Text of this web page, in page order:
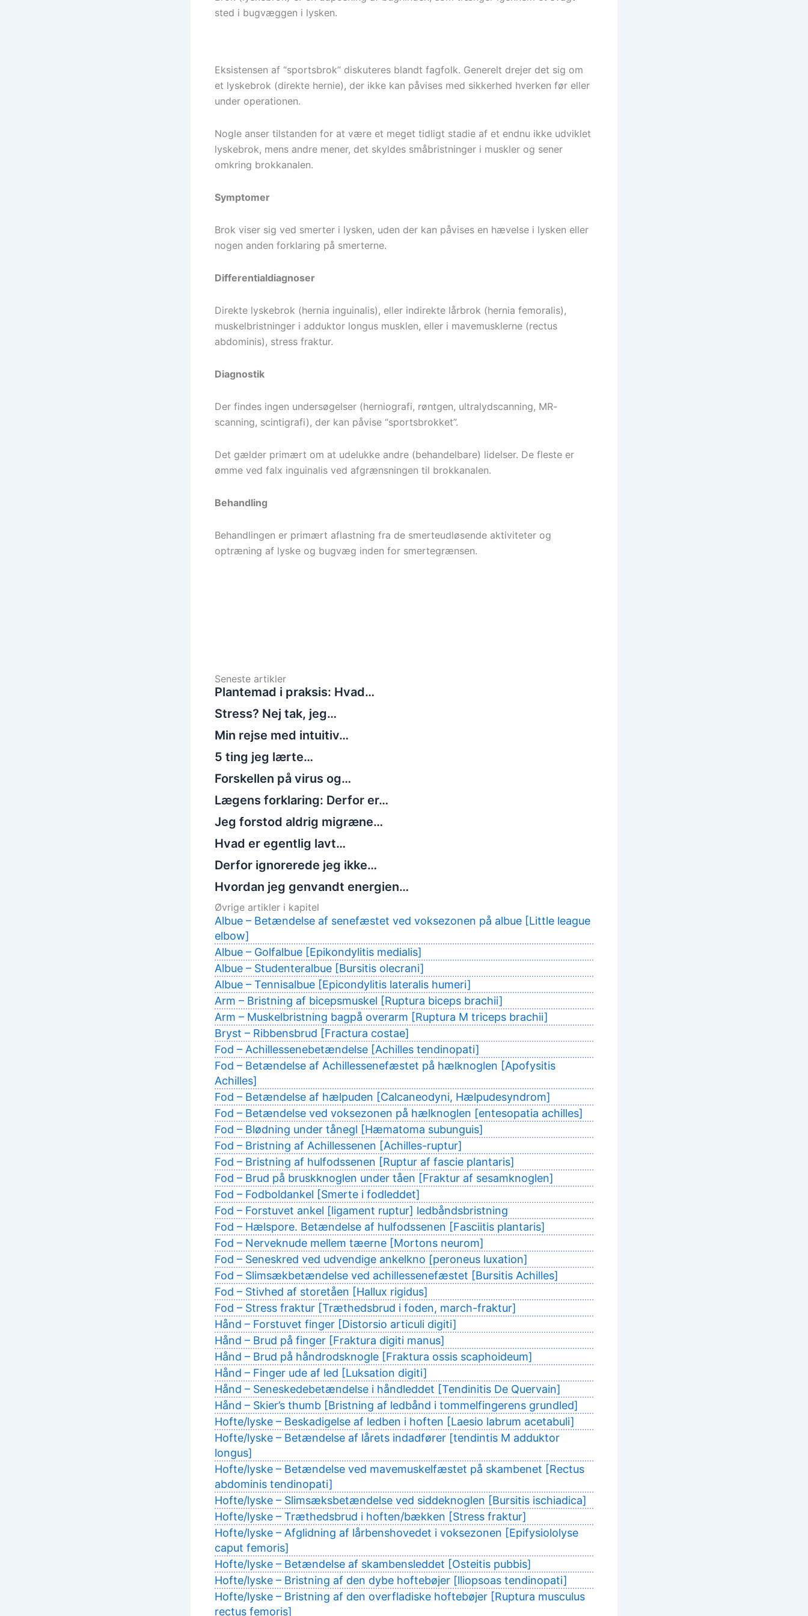
sted i bugvæggen i lysken.
Eksistensen af “sportsbrok” diskuteres blandt fagfolk. Generelt drejer det sig om
et lyskebrok (direkte hernie), der ikke kan påvises med sikkerhed hverken før eller
under operationen.
Nogle anser tilstanden for at være et meget tidligt stadie af et endnu ikke udviklet
lyskebrok, mens andre mener, det skyldes småbristninger i muskler og sener
omkring brokkanalen.
Symptomer
Brok viser sig ved smerter i lysken, uden der kan påvises en hævelse i lysken eller
nogen anden forklaring på smerterne.
Differentialdiagnoser
Direkte lyskebrok (hernia inguinalis), eller indirekte lårbrok (hernia femoralis),
muskelbristninger i adduktor longus musklen, eller i mavemusklerne (rectus
abdominis), stress fraktur.
Diagnostik
Der findes ingen undersøgelser (herniografi, røntgen, ultralydscanning, MR-
scanning, scintigrafi), der kan påvise “sportsbrokket”.
Det gælder primært om at udelukke andre (behandelbare) lidelser. De fleste er
ømme ved falx inguinalis ved afgrænsningen til brokkanalen.
Behandling
Behandlingen er primært aflastning fra de smerteudløsende aktiviteter og
optræning af lyske og bugvæg inden for smertegrænsen.
Seneste artikler
Plantemad i praksis: Hvad…
Stress? Nej tak, jeg…
Min rejse med intuitiv…
5 ting jeg lærte…
Forskellen på virus og…
Lægens forklaring: Derfor er…
Jeg forstod aldrig migræne…
Hvad er egentlig lavt…
Derfor ignorerede jeg ikke…
Hvordan jeg genvandt energien…
Øvrige artikler i kapitel
Albue – Betændelse af senefæstet ved voksezonen på albue [Little league
elbow]
Albue – Golfalbue [Epikondylitis medialis]
Albue – Studenteralbue [Bursitis olecrani]
Albue – Tennisalbue [Epicondylitis lateralis humeri]
Arm – Bristning af bicepsmuskel [Ruptura biceps brachii]
Arm – Muskelbristning bagpå overarm [Ruptura M triceps brachii]
Bryst – Ribbensbrud [Fractura costae]
Fod – Achillessenebetændelse [Achilles tendinopati]
Fod – Betændelse af Achillessenefæstet på hælknoglen [Apofysitis
Achilles]
Fod – Betændelse af hælpuden [Calcaneodyni, Hælpudesyndrom]
Fod – Betændelse ved voksezonen på hælknoglen [entesopatia achilles]
Fod – Blødning under tånegl [Hæmatoma subunguis]
Fod – Bristning af Achillessenen [Achilles-ruptur]
Fod – Bristning af hulfodssenen [Ruptur af fascie plantaris]
Fod – Brud på bruskknoglen under tåen [Fraktur af sesamknoglen]
Fod – Fodboldankel [Smerte i fodleddet]
Fod – Forstuvet ankel [ligament ruptur] ledbåndsbristning
Fod – Hælspore. Betændelse af hulfodssenen [Fasciitis plantaris]
Fod – Nerveknude mellem tæerne [Mortons neurom]
Fod – Seneskred ved udvendige ankelkno [peroneus luxation]
Fod – Slimsækbetændelse ved achillessenefæstet [Bursitis Achilles]
Fod – Stivhed af storetåen [Hallux rigidus]
Fod – Stress fraktur [Træthedsbrud i foden, march-fraktur]
Hånd – Forstuvet finger [Distorsio articuli digiti]
Hånd – Brud på finger [Fraktura digiti manus]
Hånd – Brud på håndrodsknogle [Fraktura ossis scaphoideum]
Hånd – Finger ude af led [Luksation digiti]
Hånd – Seneskedebetændelse i håndleddet [Tendinitis De Quervain]
Hånd – Skier’s thumb [Bristning af ledbånd i tommelfingerens grundled]
Hofte/lyske – Beskadigelse af ledben i hoften [Laesio labrum acetabuli]
Hofte/lyske – Betændelse af lårets indadfører [tendintis M adduktor
longus]
Hofte/lyske – Betændelse ved mavemuskelfæstet på skambenet [Rectus
abdominis tendinopati]
Hofte/lyske – Slimsæksbetændelse ved siddeknoglen [Bursitis ischiadica]
Hofte/lyske – Træthedsbrud i hoften/bækken [Stress fraktur]
Hofte/lyske – Afglidning af lårbenshovedet i voksezonen [Epifysiololyse
caput femoris]
Hofte/lyske – Betændelse af skambensleddet [Osteitis pubbis]
Hofte/lyske – Bristning af den dybe hoftebøjer [lliopsoas tendinopati]
Hofte/lyske – Bristning af den overfladiske hoftebøjer [Ruptura musculus
rectus femoris]